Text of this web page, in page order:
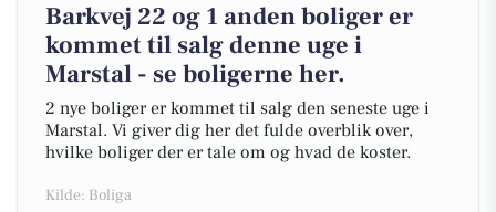
Barkvej 22 og 1 anden boliger er
kommet til salg denne uge i
Marstal - se boligerne her.
2 nye boliger er kommet til salg den seneste uge i
Marstal. Vi giver dig her det fulde overblik over,
hvilke boliger der er tale om og hvad de koster.
Kilde: Boliga